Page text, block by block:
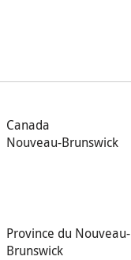
Canada
Nouveau-Brunswick
Province du Nouveau-
Brunswick